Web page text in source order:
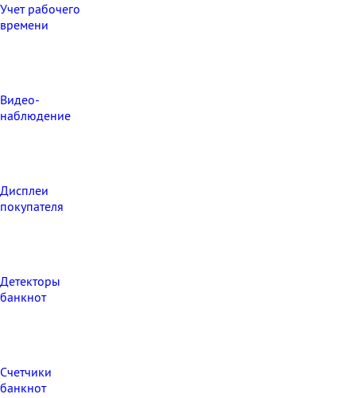
Учет рабочего
времени
Видео‑
наблюдение
Дисплеи
покупателя
Детекторы
банкнот
Счетчики
банкнот